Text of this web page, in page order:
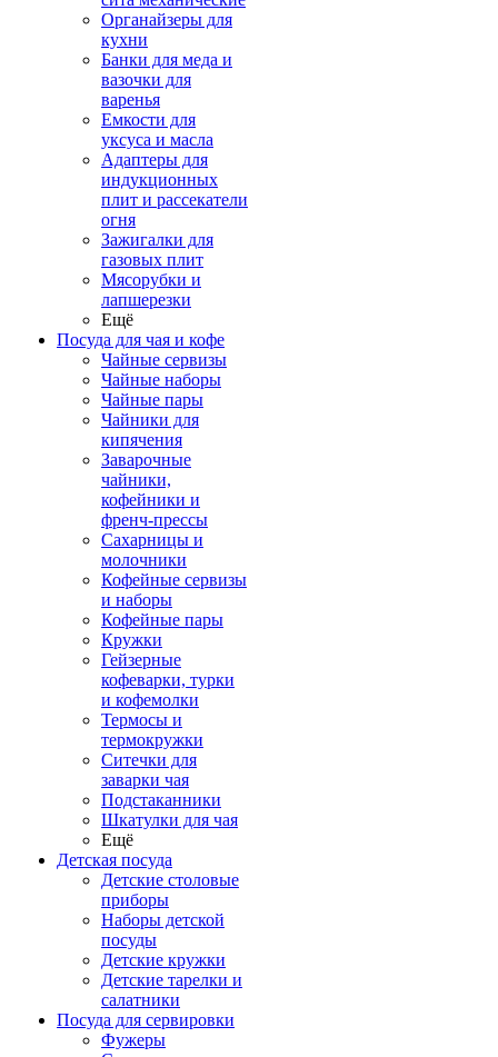
Органайзеры для
кухни
Банки для меда и
вазочки для
варенья
Емкости для
уксуса и масла
Адаптеры для
индукционных
плит и рассекатели
огня
Зажигалки для
газовых плит
Мясорубки и
лапшерезки
Ещё
Посуда для чая и кофе
Чайные сервизы
Чайные наборы
Чайные пары
Чайники для
кипячения
Заварочные
чайники,
кофейники и
френч-прессы
Сахарницы и
молочники
Кофейные сервизы
и наборы
Кофейные пары
Кружки
Гейзерные
кофеварки, турки
и кофемолки
Термосы и
термокружки
Ситечки для
заварки чая
Подстаканники
Шкатулки для чая
Ещё
Детская посуда
Детские столовые
приборы
Наборы детской
посуды
Детские кружки
Детские тарелки и
салатники
Посуда для сервировки
Фужеры